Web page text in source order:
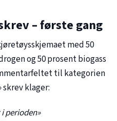
– første gang
med 50
og 50 prosent biogass
til kategorien
klager:
perioden»